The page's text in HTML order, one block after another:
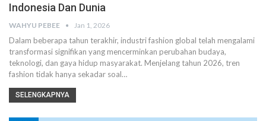
Indonesia Dan Dunia
WAHYU PEBEE Jan 1, 2026
Dalam beberapa tahun terakhir, industri fashion global telah mengalami
transformasi signifikan yang mencerminkan perubahan budaya,
teknologi, dan gaya hidup masyarakat. Menjelang tahun 2026, tren
fashion tidak hanya sekadar soal…
SELENGKAPNYA